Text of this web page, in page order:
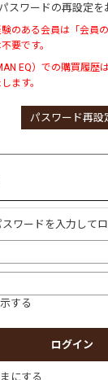
スワードの再設定を
のある会員は「会員
要です。
EQ）での購買履歴
ます。
パスワード再設
ワードを入力して
する
にする